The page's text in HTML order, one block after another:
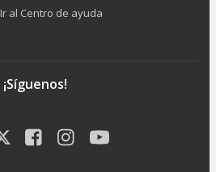
Ir al Centro de ayuda
¡Síguenos!